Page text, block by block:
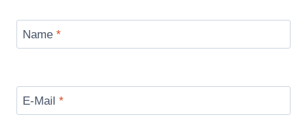
Name *
E-Mail *